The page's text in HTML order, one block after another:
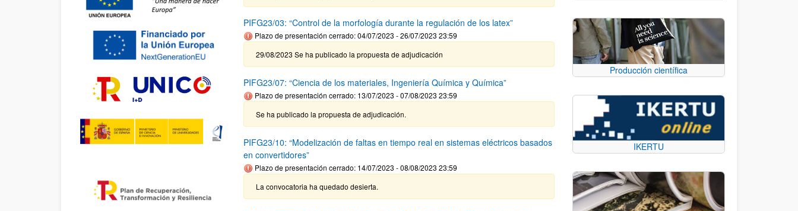
PIFG23/03: “Control de la morfología durante la regulación de los latex”
Plazo de presentación cerrado: 04/07/2023 - 26/07/2023 23:59
29/08/2023 Se ha publicado la propuesta de adjudicación
PIFG23/07: “Ciencia de los materiales, Ingeniería Química y Química”
Plazo de presentación cerrado: 13/07/2023 - 07/08/2023 23:59
Se ha publicado la propuesta de adjudicación.
PIFG23/10: “Modelización de faltas en tiempo real en sistemas eléctricos basados
en convertidores”
Plazo de presentación cerrado: 14/07/2023 - 08/08/2023 23:59
La convocatoria ha quedado desierta.
Producción científica
IKERTU